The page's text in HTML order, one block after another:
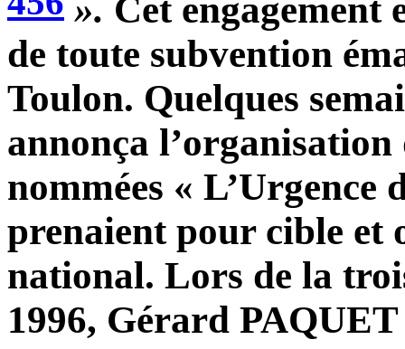
». Cet engagement
de toute subvention
Toulon. Quelques
annonça l’organisation
nommées « L’Urgence
prenaient pour cible et
national. Lors de la
1996, Gérard